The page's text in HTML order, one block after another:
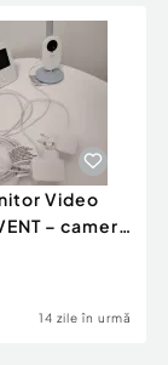
Video
– cameră
bebeluși
14 zile în urmă